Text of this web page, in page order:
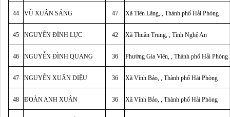
44 VŨ XUÂN SÁNG 47 Xã Tiên Lãng, , Thành phố Hải Phòng
45 NGUYỄN ĐÌNH LỰC 42 Xã Thuần Trung, , Tỉnh Nghệ An
46 NGUYỄN ĐÌNH QUANG 36 Phường Gia Viên, , Thành phố Hải Phòng
47 NGUYỄN XUÂN DIỆU 36 Xã Vĩnh Bảo, , Thành phố Hải Phòng
48 ĐOÀN ANH XUÂN 36 Xã Vĩnh Bảo, , Thành phố Hải Phòng